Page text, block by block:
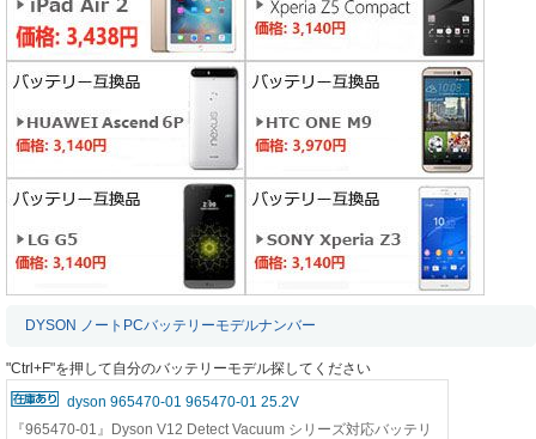
DYSON ノートPCバッテリーモデルナンバー
"Ctrl+F"を押して自分のバッテリーモデル探してください
dyson 965470-01 965470-01 25.2V
『965470-01』Dyson V12 Detect Vacuum シリーズ対応バッテリ